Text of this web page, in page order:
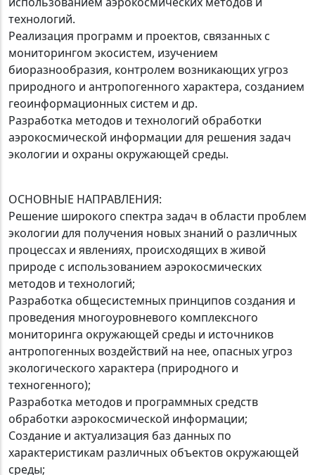
технологий.
Реализация программ и проектов, связанных с
мониторингом экосистем, изучением
биоразнообразия, контролем возникающих угроз
природного и антропогенного характера, созданием
геоинформационных систем и др.
Разработка методов и технологий обработки
аэрокосмической информации для решения задач
экологии и охраны окружающей среды.
ОСНОВНЫЕ НАПРАВЛЕНИЯ:
Решение широкого спектра задач в области проблем
экологии для получения новых знаний о различных
процессах и явлениях, происходящих в живой
природе с использованием аэрокосмических
методов и технологий;
Разработка общесистемных принципов создания и
проведения многоуровневого комплексного
мониторинга окружающей среды и источников
антропогенных воздействий на нее, опасных угроз
экологического характера (природного и
техногенного);
Разработка методов и программных средств
обработки аэрокосмической информации;
Создание и актуализация баз данных по
характеристикам различных объектов окружающей
среды;